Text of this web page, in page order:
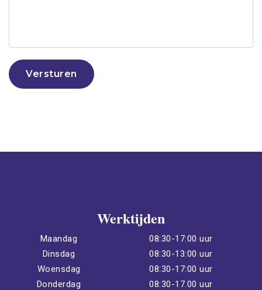
Versturen
Werktijden
Maandag
08:30-17:00 uur
Dinsdag
08:30-13:00 uur
Woensdag
08:30-17:00 uur
Donderdag
08:30-17.00 uur